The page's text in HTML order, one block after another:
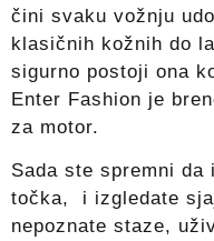
čini svaku vožnju
klasičnih kožnih do
sigurno postoji ona
Enter Fashion je
za motor.
Sada ste spremni
točka, i izgledate
nepoznate staze,